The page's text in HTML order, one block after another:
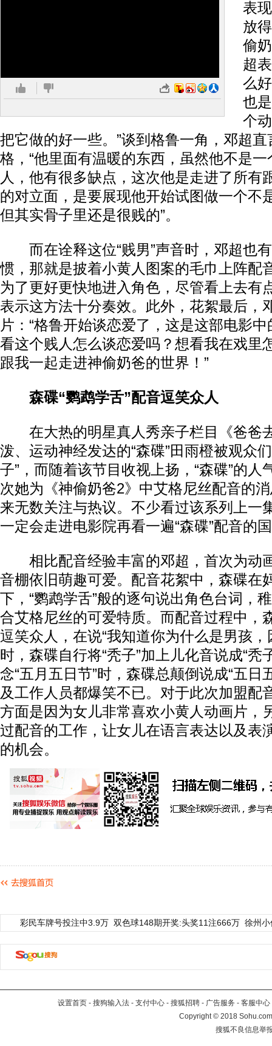
表
放
偷
超
么
也
个
把它做的好一些。”谈到格鲁一角，邓超
格，“他里面有温暖的东西，虽然他不是
人，他有很多缺点，这次他是走进了所有
的对立面，是要展现他开始试图做一个不
但其实骨子里还是很贱的”。
而在诠释这位“贱男”声音时，邓超也有
惯，那就是披着小黄人图案的毛巾上阵配
为了更好更快地进入角色，尽管看上去有
表示这方法十分奏效。此外，花絮最后，
片：“格鲁开始谈恋爱了，这是这部电影
看这个贱人怎么谈恋爱吗？想看我在戏里
跟我一起走进神偷奶爸的世界！”
森碟“鹦鹉学舌”配音逗笑众人
在大热的明星真人秀亲子栏目《爸爸
泼、运动神经发达的“森碟”田雨橙被观众
子”，而随着该节目收视上扬，“森碟”的人
次她为《神偷奶爸2》中艾格尼丝配音的
来无数关注与热议。不少看过该系列上一
一定会走进电影院再看一遍“森碟”配音的
相比配音经验丰富的邓超，首次为动
音棚依旧萌趣可爱。配音花絮中，森碟在
下，“鹦鹉学舌”般的逐句说出角色台词，
合艾格尼丝的可爱特质。而配音过程中，
逗笑众人，在说“我知道你为什么是男孩，
时，森碟自行将“秃子”加上儿化音说成“秃
念“五月五日节”时，森碟总颠倒说成“五日
及工作人员都爆笑不已。对于此次加盟配
方面是因为女儿非常喜欢小黄人动画片，
过配音的工作，让女儿在语言表达以及表
的机会。
彩民车牌号投注中3.9万 双色球148期开奖:头奖11注666万 徐州
设置首页 - 搜狗输入法 - 支付中心 - 搜狐招聘 - 广告服务 - 客服中心
Copyright©2018
搜狐不良信息举